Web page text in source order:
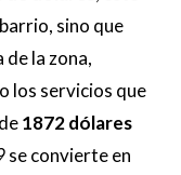
sino que
la zona,
los servicios que
1872 dólares
se convierte en